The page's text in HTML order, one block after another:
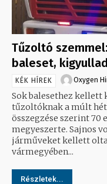
Tűzoltó
baleset,
KÉK HÍREK Oxygen
Sok balesethez kellett
tűzoltóknak a múlt
összegzése szerint
megyeszerte. Sajnos
járműveket kellett oltani. Győr-Moson-
vármegyében...
Részletek...